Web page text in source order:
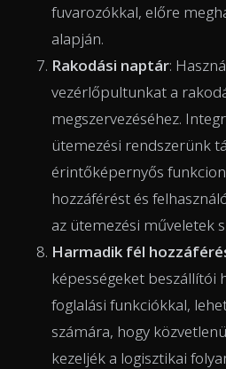
fuvarozókkal, előre
alapján.
Rakodási naptár:
vezérlőpultunkat a
megszervezéséhez.
ütemezési rendszerünk
érintőképernyős
hozzáférést és
az ütemezési műveletek
Harmadik fél
képességeket beszállítói
foglalási funkciókkal,
számára, hogy
kezeljék a logisztikai